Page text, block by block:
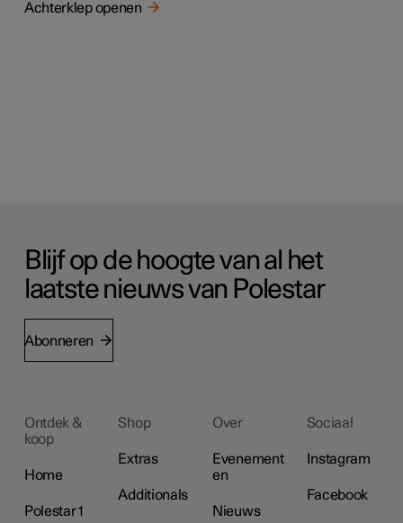
Achterklep openen
Blijf op de hoogte van al het
laatste nieuws van Polestar
Abonneren
Ontdek &
koop
Home
Polestar 1
Shop
Extras
Additionals
Over
Evenement
en
Nieuws
Sociaal
Instagram
Facebook